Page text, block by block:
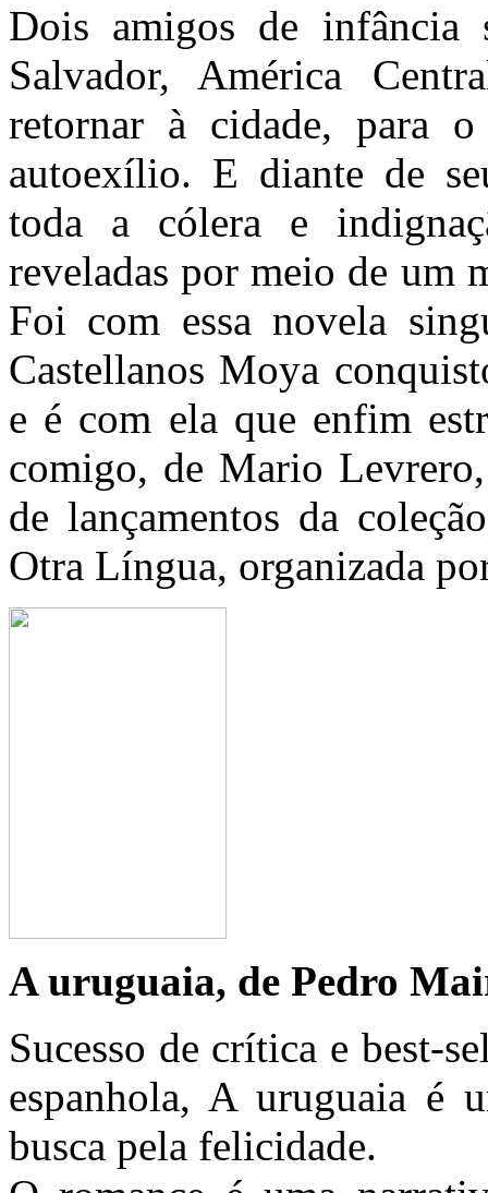
Dois amigos de infância
Salvador, América
retornar à cidade, para
autoexílio. E diante de
toda a cólera e
reveladas por meio de um
Foi com essa novela
Castellanos Moya
e é com ela que enfim
comigo, de Mario
de lançamentos da
Otra Língua, organizada
A uruguaia, de Pedro
Sucesso de crítica e best-
espanhola, A uruguaia é
busca pela felicidade.